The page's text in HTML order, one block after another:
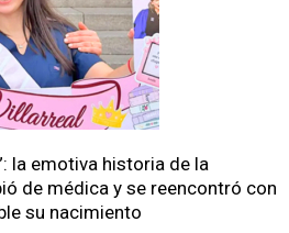
la emotiva historia de la
de médica y se reencontró con
su nacimiento